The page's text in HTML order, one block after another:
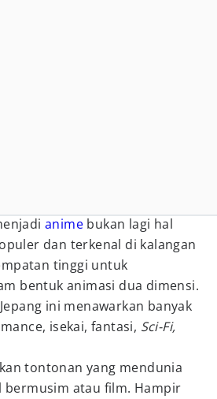
anime bukan lagi hal
dan terkenal di kalangan
tinggi untuk
bentuk animasi dua dimensi.
ini menawarkan banyak
isekai, fantasi, Sci-Fi,
tontonan yang mendunia
bermusim atau film. Hampir